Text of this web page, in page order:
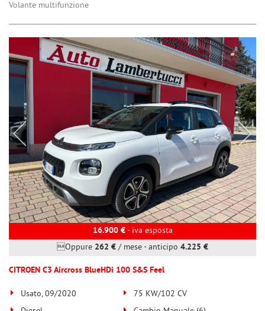
Volante multifunzione
16.900 €- iva esposta
Oppure 262 € / mese-anticipo 4.225 €
CITROEN C3 Aircross BlueHDi 100 S&S Feel
Usato, 09/2020
75 KW/102 CV